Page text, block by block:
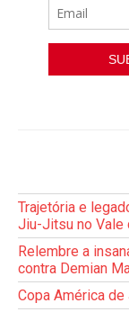
Trajetória e
Jiu-Jitsu no Vale
Relembre a
contra Demian
Copa América